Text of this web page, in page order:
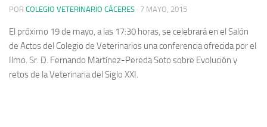
POR COLEGIO VETERINARIO CÁCERES · 7 MAYO, 2015
El próximo 19 de mayo, a las 17:30 horas, se celebrará en el Salón
de Actos del Colegio de Veterinarios una conferencia ofrecida por el
Ilmo. Sr. D. Fernando Martínez-Pereda Soto sobre Evolución y
retos de la Veterinaria del Siglo XXI.